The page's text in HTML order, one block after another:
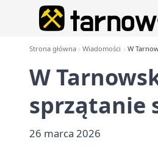
Strona główna Wiadomości W
W
sprzątanie
26 marca 2026